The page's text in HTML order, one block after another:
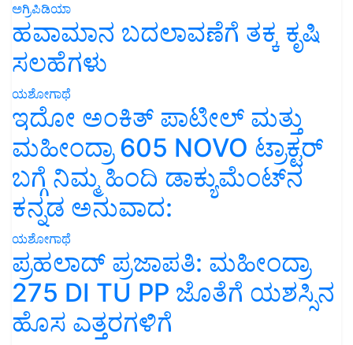
ಅಗ್ರಿಪಿಡಿಯಾ
ಹವಾಮಾನ ಬದಲಾವಣೆಗೆ ತಕ್ಕ ಕೃಷಿ
ಸಲಹೆಗಳು
ಯಶೋಗಾಥೆ
ಇದೋ ಅಂಕಿತ್ ಪಾಟೀಲ್ ಮತ್ತು
ಮಹೀಂದ್ರಾ 605 NOVO ಟ್ರಾಕ್ಟರ್
ಬಗ್ಗೆ ನಿಮ್ಮ ಹಿಂದಿ ಡಾಕ್ಯುಮೆಂಟ್‌ನ
ಕನ್ನಡ ಅನುವಾದ:
ಯಶೋಗಾಥೆ
ಪ್ರಹಲಾದ್ ಪ್ರಜಾಪತಿ: ಮಹೀಂದ್ರಾ
275 DI TU PP ಜೊತೆಗೆ ಯಶಸ್ಸಿನ
ಹೊಸ ಎತ್ತರಗಳಿಗೆ